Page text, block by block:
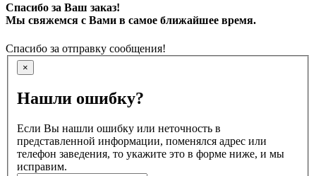
Спасибо за Ваш заказ!
Мы свяжемся с Вами в самое ближайшее время.
Спасибо за отправку сообщения!
×
Нашли ошибку?
Если Вы нашли ошибку или неточность в
представленной информации, поменялся адрес или
телефон заведения, то укажите это в форме ниже, и мы
исправим.